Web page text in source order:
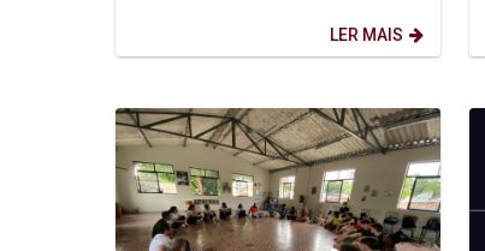
sexual, o trauma social da...LER MAIS